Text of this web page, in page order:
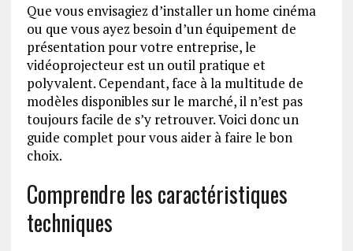
Que vous envisagiez d’installer un home cinéma
ou que vous ayez besoin d’un équipement de
présentation pour votre entreprise, le
vidéoprojecteur est un outil pratique et
polyvalent. Cependant, face à la multitude de
modèles disponibles sur le marché, il n’est pas
toujours facile de s’y retrouver. Voici donc un
guide complet pour vous aider à faire le bon
choix.
Comprendre les caractéristiques
techniques